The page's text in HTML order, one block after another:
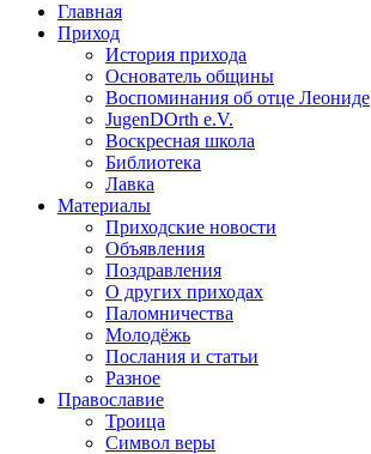
Главная
Приход
История прихода
Основатель общины
Воспоминания об отце Леониде
JugenDOrth e.V.
Воскресная школа
Библиотека
Лавка
Материалы
Приходские новости
Объявления
Поздравления
О других приходах
Паломничества
Молодёжь
Послания и статьи
Разное
Православие
Троица
Символ веры